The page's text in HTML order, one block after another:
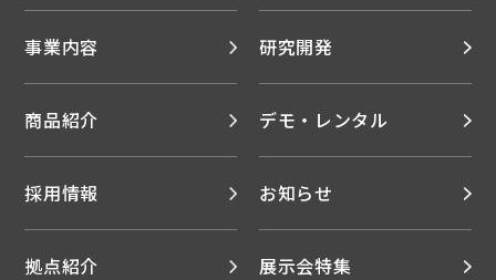
事業内容 研究開発
商品紹介 デモ・レンタル
採用情報 お知らせ
拠点紹介 展示会特集